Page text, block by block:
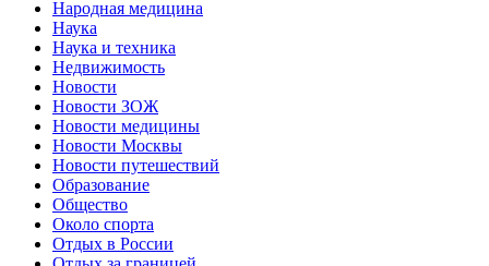
Народная медицина
Наука
Наука и техника
Недвижимость
Новости
Новости ЗОЖ
Новости медицины
Новости Москвы
Новости путешествий
Образование
Общество
Около спорта
Отдых в России